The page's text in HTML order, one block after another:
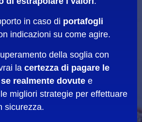
in caso di portafogli
indicazioni su come agire.
della soglia con
la certezza di pagare le
realmente dovutee
migliori strategie per effettuare
sicurezza.